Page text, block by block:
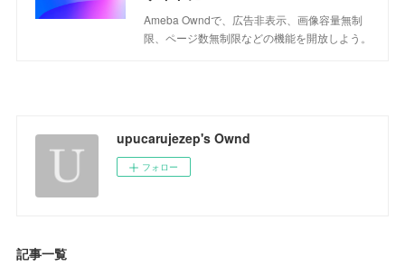
Ameba Owndで、広告非表示、画像容量無制
限、ページ数無制限などの機能を開放しよう。
upucarujezep's Ownd
フォロー
記事一覧